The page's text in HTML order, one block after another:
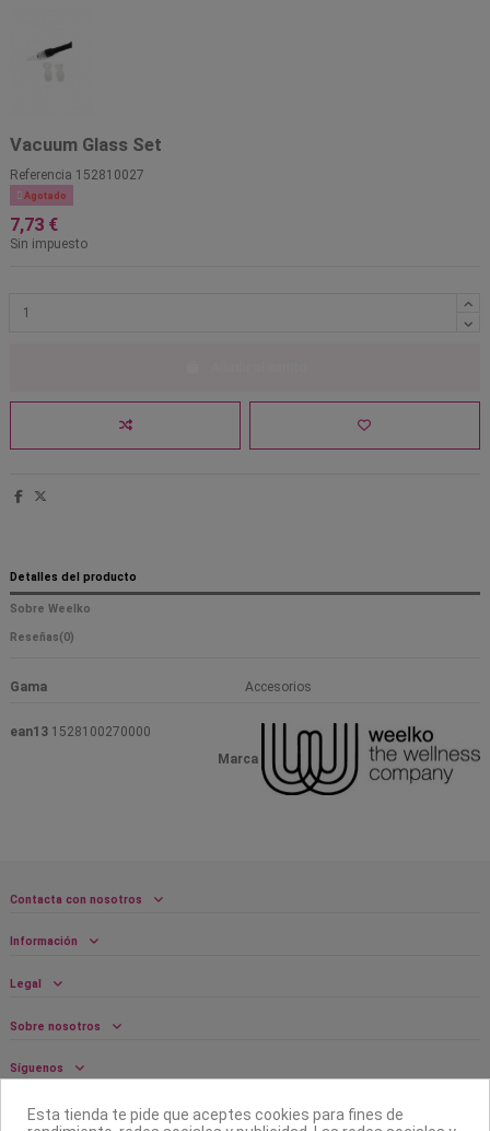
Vacuum Glass Set
Referencia 152810027
 Agotado
7,73 €
Sin impuesto
Detalles del producto
Sobre Weelko
Reseñas(0)
Gama Accesorios
Marca
ean13 1528100270000
Contacta con nosotros
Información
Legal
Sobre nosotros
Síguenos
Boletín
Esta tienda te pide que aceptes cookies para fines de